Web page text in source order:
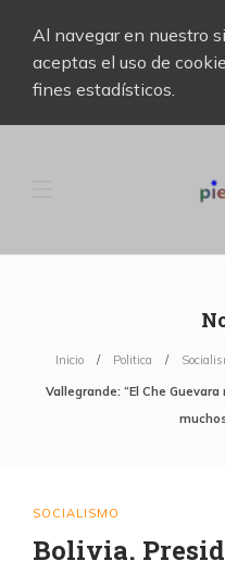
Al navegar en nuestro
aceptas el uso de
fines estadísticos.
Inicio Politica
Vallegrande: “El Che
SOCIALISMO
Bolivia.